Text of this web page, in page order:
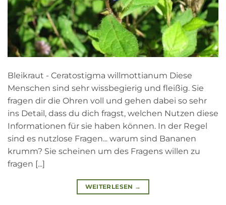
Bleikraut - Ceratostigma willmottianum Diese
Menschen sind sehr wissbegierig und fleißig. Sie
fragen dir die Ohren voll und gehen dabei so sehr
ins Detail, dass du dich fragst, welchen Nutzen diese
Informationen für sie haben können. In der Regel
sind es nutzlose Fragen... warum sind Bananen
krumm? Sie scheinen um des Fragens willen zu
fragen [...]
WEITERLESEN →